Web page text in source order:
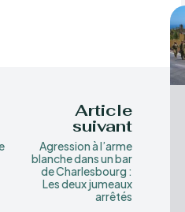
Article
suivant
Agression à l’arme
blanche dans un bar
de Charlesbourg :
Les deux jumeaux
arrêtés